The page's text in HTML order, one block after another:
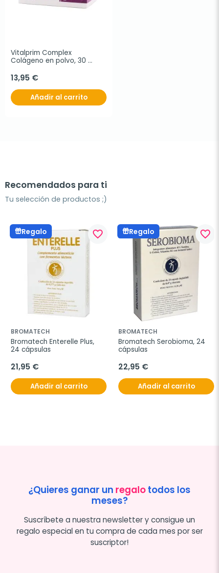
Vitalprim Complex
Colágeno en polvo, 30
13,95 €
Añadir al carrito
Recomendados para ti
Tu selección de productos ;)
Regalo favorite_border
BROMATECH
Bromatech Enterelle Plus,
24 cápsulas
21,95 €
Añadir al carrito
Regalo favorite_border
BROMATECH
Bromatech Serobioma, 24
cápsulas
22,95 €
Añadir al carrito
¿Quieres ganar un regalotodos los
meses?
Suscríbete a nuestra newsletter y consigue un
regalo especial en tu compra de cada mes por ser
suscriptor!